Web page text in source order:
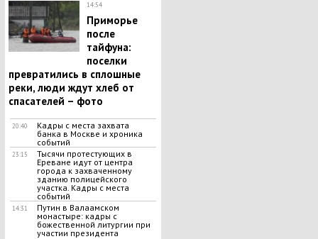
14:54
Приморье
после
тайфуна:
поселки
превратились в сплошные
реки, люди ждут хлеб от
спасателей – фото
20:40
Кадры с места захвата
банка в Москве и хроника
событий
23:15
Тысячи протестующих в
Ереване идут от центра
города к захваченному
зданию полицейского
участка. Кадры с места
событий
14:31
Путин в Валаамском
монастыре: кадры с
божественной литургии при
участии президента